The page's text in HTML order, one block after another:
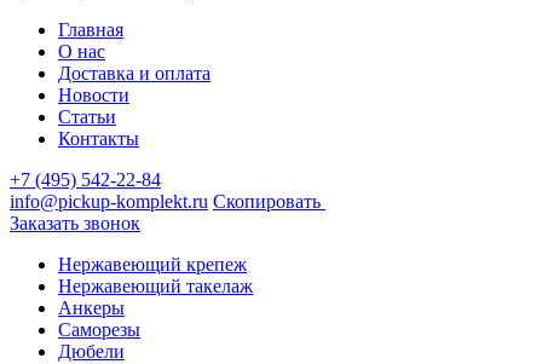
Главная
О нас
Доставка и оплата
Новости
Статьи
Контакты
+7 (495) 542-22-84
info@pickup-komplekt.ru Скопировать
Заказать звонок
Нержавеющий крепеж
Нержавеющий такелаж
Анкеры
Саморезы
Дюбели